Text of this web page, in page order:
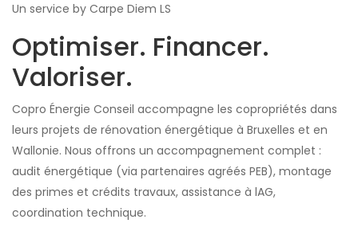
Un service by Carpe Diem LS
Optimiser. Financer.
Valoriser.
Copro Énergie Conseil accompagne les copropriétés dans
leurs projets de rénovation énergétique à Bruxelles et en
Wallonie. Nous offrons un accompagnement complet :
audit énergétique (via partenaires agréés PEB), montage
des primes et crédits travaux, assistance à lAG,
coordination technique.